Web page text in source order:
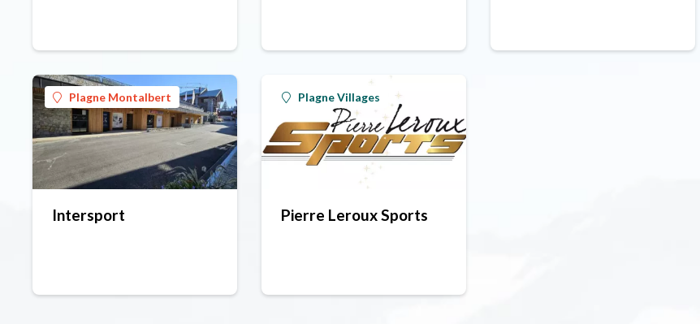
Plagne Montalbert
Intersport
Plagne Villages
Pierre Leroux Sports